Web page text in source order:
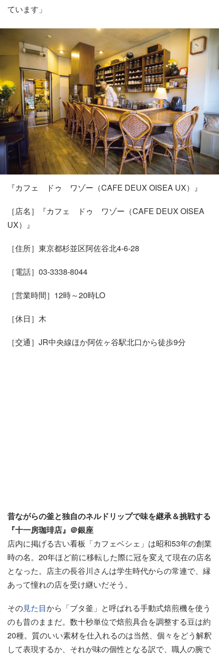
ています」
『カフェ ドゥ ワゾー（CAFE DEUX OISEA UX）』
［店名］『カフェ ドゥ ワゾー（CAFE DEUX OISEA
UX）』
［住所］東京都杉並区阿佐谷北4-6-28
［電話］03-3338-8044
［営業時間］12時～20時LO
［休日］木
［交通］JR中央線ほか阿佐ヶ谷駅北口から徒歩9分
昔ながらの釜と独自のネルドリップで味を継承＆挑戦する
『十一房珈琲店』＠銀座
店内に掲げる古い看板「カフェベシェ」は昭和53年の創業
時の名。20年ほど前に移転した際に冠を変えて現在の店名
となった。店主の長谷川さんは学生時代からの常連で、縁
あって憧れの店を受け継いだそう。
その見た目から「ブタ釜」と呼ばれる手動式焙煎機を使う
のも昔のままだ。数十秒単位で焙煎具合を調整する豆は約
20種。質のいい素材を仕入れるのは当然、個々をどう解釈
して表現するか、それが味の個性となる訳で、職人の腕で